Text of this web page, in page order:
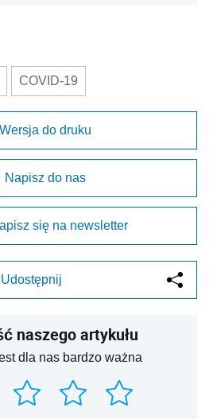
COVID-19
Wersja do druku
Napisz do nas
się na newsletter
Udostępnij
naszego artykułu
dla nas bardzo ważna